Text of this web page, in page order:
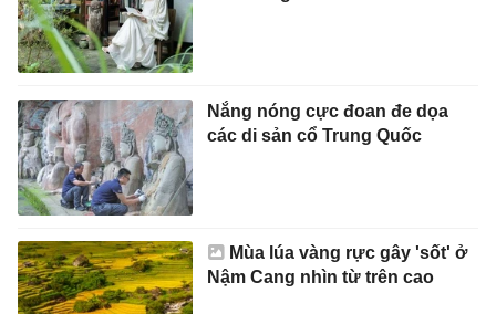
Nắng nóng cực đoan đe dọa
các di sản cổ Trung Quốc
Mùa lúa vàng rực gây 'sốt' ở
Nậm Cang nhìn từ trên cao